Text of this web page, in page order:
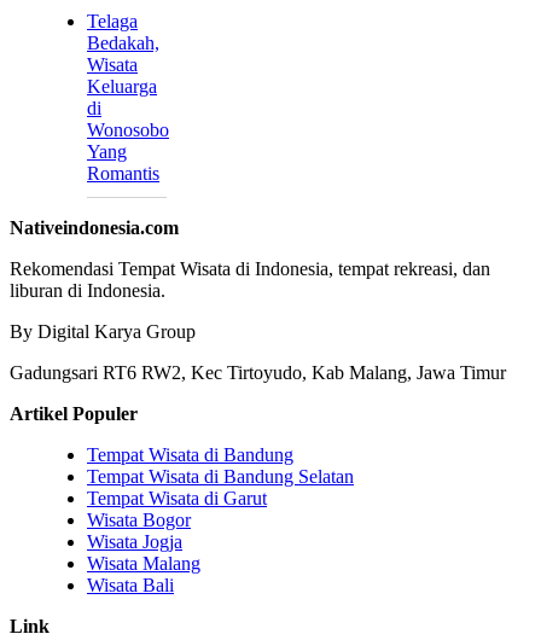
Telaga
Bedakah,
Wisata
Keluarga
di
Wonosobo
Yang
Romantis
Nativeindonesia.com
Rekomendasi Tempat Wisata di Indonesia, tempat rekreasi, dan
liburan di Indonesia.
By Digital Karya Group
Gadungsari RT6 RW2, Kec Tirtoyudo, Kab Malang, Jawa Timur
Artikel Populer
Tempat Wisata di Bandung
Tempat Wisata di Bandung Selatan
Tempat Wisata di Garut
Wisata Bogor
Wisata Jogja
Wisata Malang
Wisata Bali
Link